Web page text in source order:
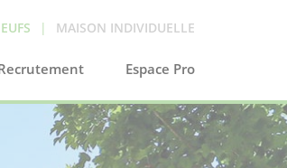
| MAISON INDIVIDUELLE
Espace Pro